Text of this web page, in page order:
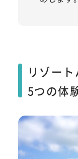
リゾー
5つの体